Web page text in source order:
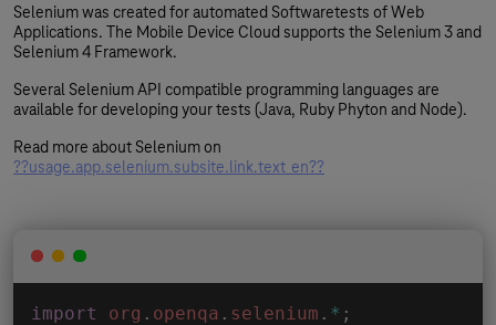
Selenium was created for automated Softwaretests of Web
Applications. The Mobile Device Cloud supports the Selenium 3 and
Selenium 4 Framework.
Several Selenium API compatible programming languages are
available for developing your tests (Java, Ruby Phyton and Node).
Read more about Selenium on
??usage.app.selenium.subsite.link.text_en??
import org . openqa . selenium . * ;